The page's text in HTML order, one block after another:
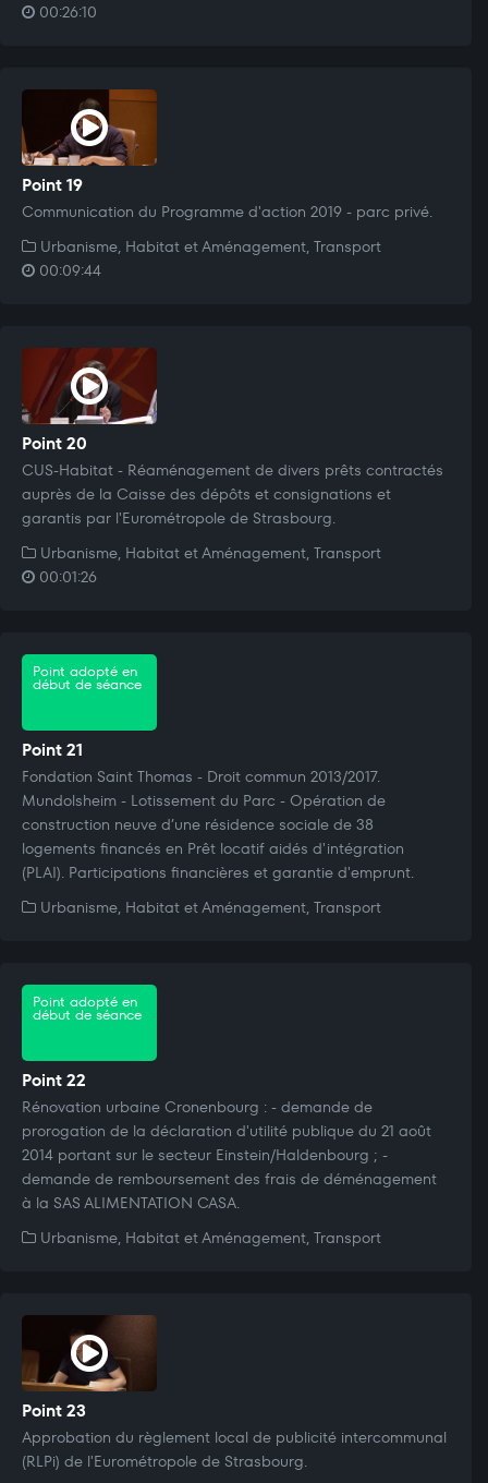
00:26:10
Point 19
Communication du Programme d'action 2019 - parc privé.
Urbanisme, Habitat et Aménagement, Transport
00:09:44
Point 20
CUS-Habitat - Réaménagement de divers prêts contractés
auprès de la Caisse des dépôts et consignations et
garantis par l'Eurométropole de Strasbourg.
Urbanisme, Habitat et Aménagement, Transport
00:01:26
Point adopté en
début de séance
Point 21
Fondation Saint Thomas - Droit commun 2013/2017.
Mundolsheim - Lotissement du Parc - Opération de
construction neuve d’une résidence sociale de 38
logements financés en Prêt locatif aidés d'intégration
(PLAI). Participations financières et garantie d'emprunt.
Urbanisme, Habitat et Aménagement, Transport
Point adopté en
début de séance
Point 22
Rénovation urbaine Cronenbourg : - demande de
prorogation de la déclaration d'utilité publique du 21 août
2014 portant sur le secteur Einstein/Haldenbourg ; -
demande de remboursement des frais de déménagement
à la SAS ALIMENTATION CASA.
Urbanisme, Habitat et Aménagement, Transport
Point 23
Approbation du règlement local de publicité intercommunal
(RLPi) de l'Eurométropole de Strasbourg.